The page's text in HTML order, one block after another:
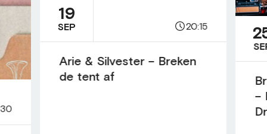
19
SEP 20:15
Arie & Silvester – Breken
de tent af
–